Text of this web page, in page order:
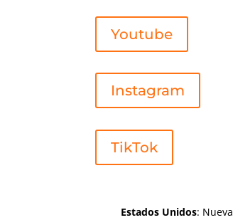
Youtube
Instagram
TikTok
Estados Unidos: